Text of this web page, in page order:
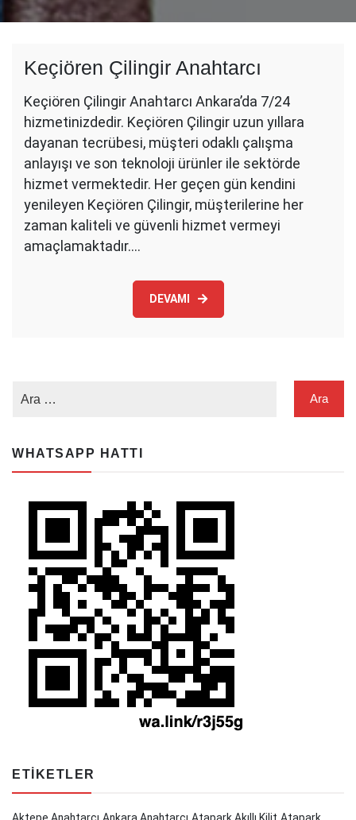
Keçiören Çilingir Anahtarcı
Keçiören Çilingir Anahtarcı Ankara’da 7/24
hizmetinizdedir. Keçiören Çilingir uzun yıllara
dayanan tecrübesi, müşteri odaklı çalışma
anlayışı ve son teknoloji ürünler ile sektörde
hizmet vermektedir. Her geçen gün kendini
yenileyen Keçiören Çilingir, müşterilerine her
zaman kaliteli ve güvenli hizmet vermeyi
amaçlamaktadır.…
DEVAMI
WHATSAPP HATTI
ETIKETLER